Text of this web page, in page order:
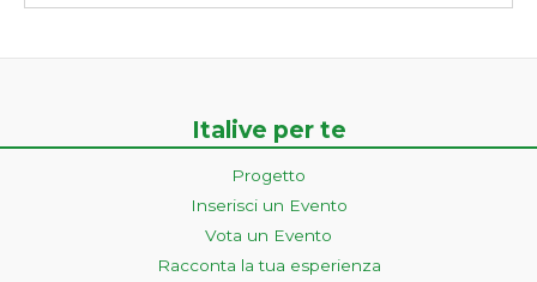
Italive per te
Progetto
Inserisci un Evento
Vota un Evento
Racconta la tua esperienza